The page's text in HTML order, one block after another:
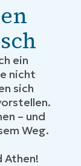
ein
nicht
sich
– und
Weg.
Athen!